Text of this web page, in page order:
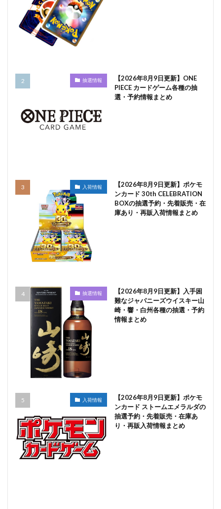
抽選情報
【2026年8月9日更新】ONE
PIECE カードゲーム各種の抽
選・予約情報まとめ
入荷情報
【2026年8月9日更新】ポケモ
ンカード 30th CELEBRATION
BOXの抽選予約・先着販売・在
庫あり・再販入荷情報まとめ
抽選情報
【2026年8月9日更新】入手困
難なジャパニーズウイスキー山
崎・響・白州各種の抽選・予約
情報まとめ
入荷情報
【2026年8月9日更新】ポケモ
ンカード ストームエメラルダの
抽選予約・先着販売・在庫あ
り・再販入荷情報まとめ